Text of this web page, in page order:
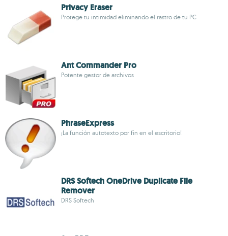
Privacy Eraser
Protege tu intimidad eliminando el rastro de tu PC
Ant Commander Pro
Potente gestor de archivos
PhraseExpress
¡La función autotexto por fin en el escritorio!
DRS Softech OneDrive Duplicate File
Remover
DRS Softech